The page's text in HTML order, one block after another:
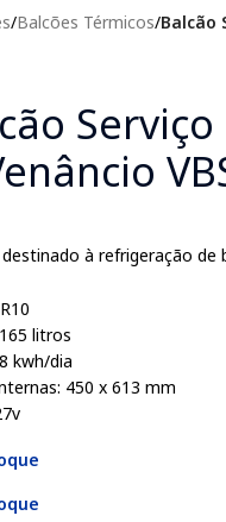
/Balcões Térmicos/Balcão
à refrigeração
litros
kwh/dia
450 x 613 mm